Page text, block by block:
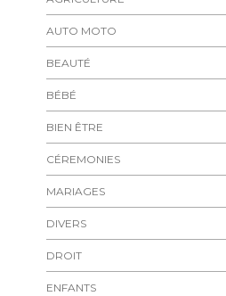
AUTO MOTO
BEAUTÉ
BÉBÉ
BIEN ÊTRE
CÉREMONIES
MARIAGES
DIVERS
DROIT
ENFANTS